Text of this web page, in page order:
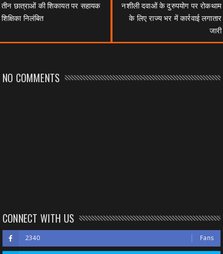
तीन छात्राओं की शिकायत पर सहायक
शिक्षिका निलंबित
नशीली दवाओं के दुरुपयोग पर रोकथाम
के लिए राज्य भर में कार्रवाई लगातार
जारी
NO COMMENTS
CONNECT WITH US
2340 Fans